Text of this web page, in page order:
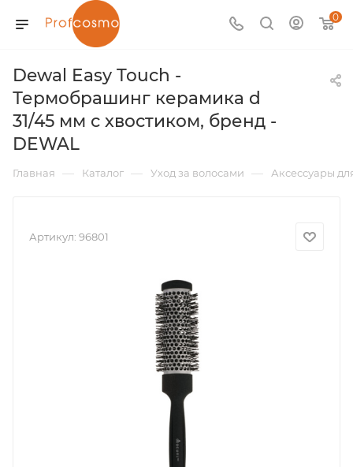
0
Dewal Easy Touch -
Термобрашинг керамика d
31/45 мм с хвостиком, бренд -
DEWAL
Главная — Каталог — Уход за волосами — Аксессуары
Артикул: 96801